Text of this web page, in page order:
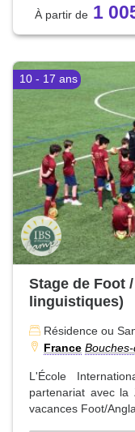
1
10 - 17 ans
Stage de Foot
linguistiques)
Résidence ou
France
L'École
partenariat avec la
vacances Foot/